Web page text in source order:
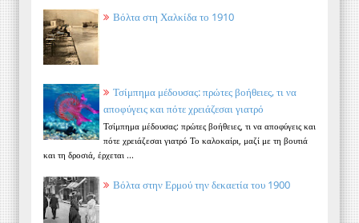
Βόλτα στη Χαλκίδα το 1910
Τσίμπημα μέδουσας: πρώτες βοήθειες, τι να
αποφύγεις και πότε χρειάζεσαι γιατρό
Τσίμπημα μέδουσας: πρώτες βοήθειες, τι να αποφύγεις και
πότε χρειάζεσαι γιατρό Το καλοκαίρι, μαζί με τη βουτιά
και τη δροσιά, έρχεται ...
Βόλτα στην Ερμού την δεκαετία του 1900